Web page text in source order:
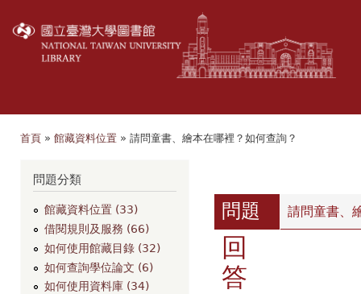
首頁 » 館藏資料位置 » 請問童書、繪本在哪裡？如何查詢？
問題分類
館藏資料位置 (33)
借閱規則及服務 (66)
如何使用館藏目錄 (32)
如何查詢學位論文 (6)
如何使用資料庫 (34)
問題 請問童書、
回
答